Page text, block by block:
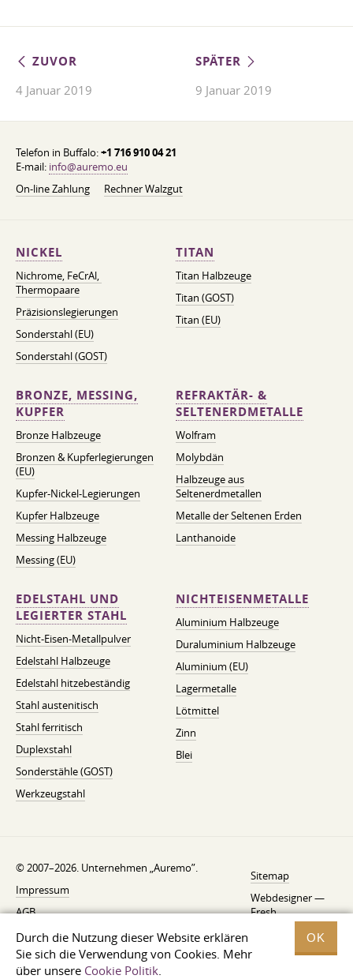
Durch die Nutzung dieser Website erklären
Sie sich die Verwendung von Cookies. Mehr
über unsere Cookie Politik.
OK
ZUVOR
4 Januar 2019
SPÄTER
9 Januar 2019
Telefon in Buffalo:+1 716 910 04 21
E-mail: info@auremo.eu
On-line Zahlung
Rechner Walzgut
NICKEL
Nichrome, FeСrAl, ​​
Thermopaare
Präzisionslegierungen
Sonderstahl (EU)
Sonderstahl (GOST)
TITAN
Titan Halbzeuge
Titan (GOST)
Titan (EU)
BRONZE, MESSING,
KUPFER
Bronze Halbzeuge
Bronzen & Kupferlegierungen
(EU)
Kupfer-Nickel-Legierungen
Kupfer Halbzeuge
Messing Halbzeuge
Messing (EU)
REFRAKTÄR- &
SELTENERDMETALLE
Wolfram
Molybdän
Halbzeuge aus
Seltenerdmetallen
Metalle der Seltenen Erden
Lanthanoide
EDELSTAHL UND
LEGIERTER STAHL
Nicht-Eisen-Metallpulver
Edelstahl Halbzeuge
Edelstahl hitzebeständig
Stahl austenitisch
Stahl ferritisch
Duplexstahl
Sonderstähle (GOST)
Werkzeugstahl
NICHTEISENMETALLE
Aluminium Halbzeuge
Duraluminium Halbzeuge
Aluminium (EU)
Lagermetalle
Lötmittel
Zinn
Blei
© 2007–2026. Unternehmen „Auremo”.
Impressum
AGB
Widerrufsbelehrung
Datenschutzerklärung
Sitemap
Webdesigner —
Fresh